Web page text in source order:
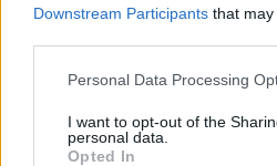
Downstream Participants that
Personal Data Processing
I want to opt-out of the
personal data.
Opted In